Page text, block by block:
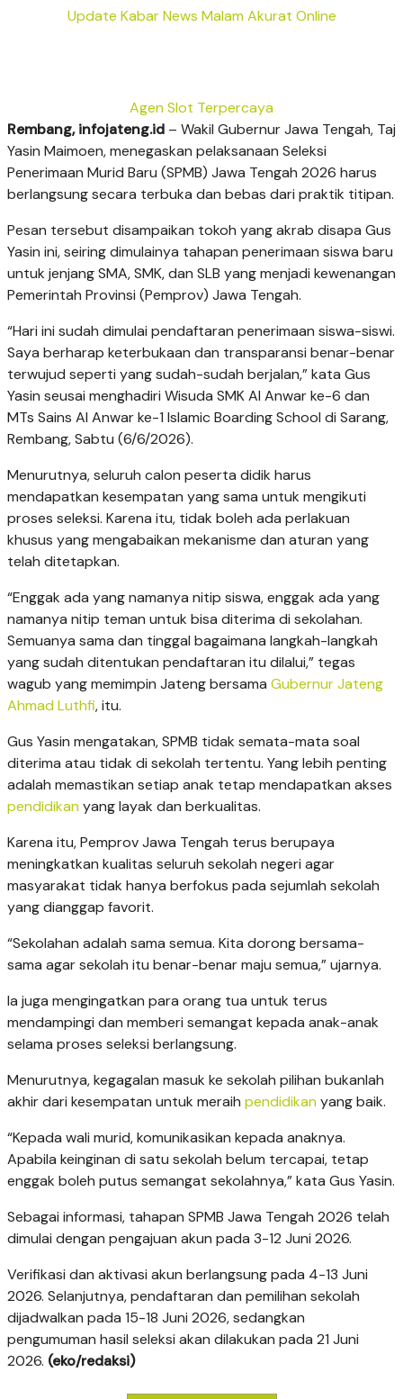
Update Kabar News Malam Akurat Online
Agen Slot Terpercaya
Rembang, infojateng.id – Wakil Gubernur Jawa Tengah, Taj
Yasin Maimoen, menegaskan pelaksanaan Seleksi
Penerimaan Murid Baru (SPMB) Jawa Tengah 2026 harus
berlangsung secara terbuka dan bebas dari praktik titipan.
Pesan tersebut disampaikan tokoh yang akrab disapa Gus
Yasin ini, seiring dimulainya tahapan penerimaan siswa baru
untuk jenjang SMA, SMK, dan SLB yang menjadi kewenangan
Pemerintah Provinsi (Pemprov) Jawa Tengah.
“Hari ini sudah dimulai pendaftaran penerimaan siswa-siswi.
Saya berharap keterbukaan dan transparansi benar-benar
terwujud seperti yang sudah-sudah berjalan,” kata Gus
Yasin seusai menghadiri Wisuda SMK Al Anwar ke-6 dan
MTs Sains Al Anwar ke-1 Islamic Boarding School di Sarang,
Rembang, Sabtu (6/6/2026).
Menurutnya, seluruh calon peserta didik harus
mendapatkan kesempatan yang sama untuk mengikuti
proses seleksi. Karena itu, tidak boleh ada perlakuan
khusus yang mengabaikan mekanisme dan aturan yang
telah ditetapkan.
“Enggak ada yang namanya nitip siswa, enggak ada yang
namanya nitip teman untuk bisa diterima di sekolahan.
Semuanya sama dan tinggal bagaimana langkah-langkah
yang sudah ditentukan pendaftaran itu dilalui,” tegas
wagub yang memimpin Jateng bersama Gubernur Jateng
Ahmad Luthfi, itu.
Gus Yasin mengatakan, SPMB tidak semata-mata soal
diterima atau tidak di sekolah tertentu. Yang lebih penting
adalah memastikan setiap anak tetap mendapatkan akses
pendidikan yang layak dan berkualitas.
Karena itu, Pemprov Jawa Tengah terus berupaya
meningkatkan kualitas seluruh sekolah negeri agar
masyarakat tidak hanya berfokus pada sejumlah sekolah
yang dianggap favorit.
“Sekolahan adalah sama semua. Kita dorong bersama-
sama agar sekolah itu benar-benar maju semua,” ujarnya.
Ia juga mengingatkan para orang tua untuk terus
mendampingi dan memberi semangat kepada anak-anak
selama proses seleksi berlangsung.
Menurutnya, kegagalan masuk ke sekolah pilihan bukanlah
akhir dari kesempatan untuk meraih pendidikan yang baik.
“Kepada wali murid, komunikasikan kepada anaknya.
Apabila keinginan di satu sekolah belum tercapai, tetap
enggak boleh putus semangat sekolahnya,” kata Gus Yasin.
Sebagai informasi, tahapan SPMB Jawa Tengah 2026 telah
dimulai dengan pengajuan akun pada 3-12 Juni 2026.
Verifikasi dan aktivasi akun berlangsung pada 4-13 Juni
2026. Selanjutnya, pendaftaran dan pemilihan sekolah
dijadwalkan pada 15-18 Juni 2026, sedangkan
pengumuman hasil seleksi akan dilakukan pada 21 Juni
2026. (eko/redaksi)